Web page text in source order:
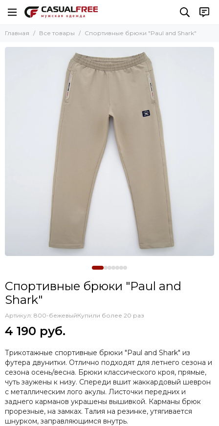
Главная Все товары Спортивные брюки "Paul and Shark"
Спортивные брюки "Paul and
Shark"
Артикул: 800-бежевыйКупили более 20 раз
4 190 руб.
Трикотажные спортивные брюки "Paul and Shark" из
футера двунитки. Отлично подходят для летнего сезона и
сезона осень/весна. Брюки классического кроя, прямые,
чуть заужены к низу. Спереди вшит жаккардовый шеврон
с металлическим лого акулы. Листочки передних и
заднего карманов украшены вышивкой. Карманы брюк
прорезные, на замках. Талия на резинке, утягивается
шнурком, заправляющимся внутрь.